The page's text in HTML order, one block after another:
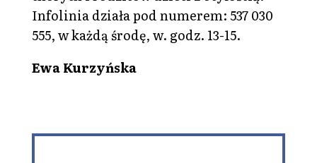
Infolinia działa pod numerem: 537 030
555, w każdą środę, w. godz. 13-15.
Ewa Kurzyńska